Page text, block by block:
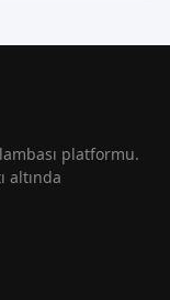
platformu.
altında